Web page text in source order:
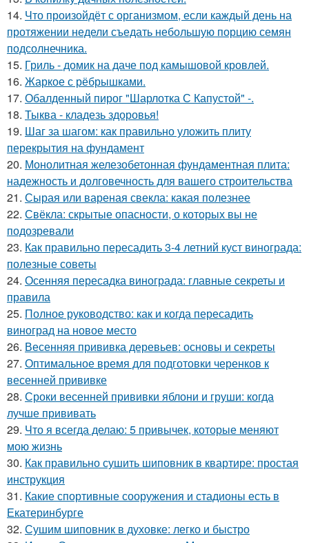
14. Что произойдёт с организмом, если каждый день на
протяжении недели съедать небольшую порцию семян
подсолнечника.
15. Гриль - домик на даче под камышовой кровлей.
16. Жаркое с рёбрышками.
17. Обалденный пирог "Шарлотка С Капустой" -.
18. Тыква - кладезь здоровья!
19. Шаг за шагом: как правильно уложить плиту
перекрытия на фундамент
20. Монолитная железобетонная фундаментная плита:
надежность и долговечность для вашего строительства
21. Сырая или вареная свекла: какая полезнее
22. Свёкла: скрытые опасности, о которых вы не
подозревали
23. Как правильно пересадить 3-4 летний куст винограда:
полезные советы
24. Осенняя пересадка винограда: главные секреты и
правила
25. Полное руководство: как и когда пересадить
виноград на новое место
26. Весенняя прививка деревьев: основы и секреты
27. Оптимальное время для подготовки черенков к
весенней прививке
28. Сроки весенней прививки яблони и груши: когда
лучше прививать
29. Что я всегда делаю: 5 привычек, которые меняют
мою жизнь
30. Как правильно сушить шиповник в квартире: простая
инструкция
31. Какие спортивные сооружения и стадионы есть в
Екатеринбурге
32. Сушим шиповник в духовке: легко и быстро